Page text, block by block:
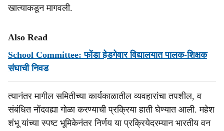
खात्याकडून मागवली.
Also Read
School Committee: फोंडा हेडगेवार विद्यालयात पालक-शिक्षक
संघाची निवड
त्यानंतर मागील समितीच्या कार्यकाळातील व्यवहारांचा तपशील, व
संबंधित नोंदवह्या गोळा करण्याची प्रक्रिया हाती घेण्यात आली. महेश
शंभू यांच्या स्पष्ट भूमिकेनंतर निर्णय या प्रक्रियेदरम्यान भारतीय वन